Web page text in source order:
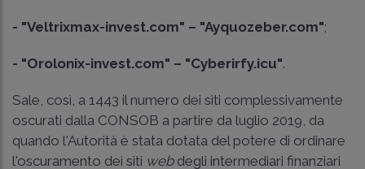
- "Veltrixmax-invest.com" – "Ayquozeber.com";
- "Orolonix-invest.com" – "Cyberirfy.icu".
Sale, così, a 1443 il numero dei siti complessivamente
oscurati dalla CONSOB a partire da luglio 2019, da
quando l'Autorità è stata dotata del potere di ordinare
l'oscuramento dei siti webdegli intermediari finanziari